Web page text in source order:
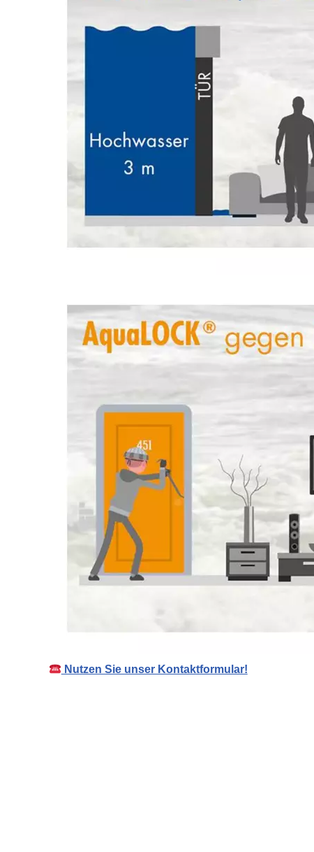
Nutzen Sie unser Kontaktformular!